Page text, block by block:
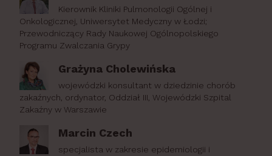
Kierownik Kliniki Pulmonologii Ogólnej i
Onkologicznej, Uniwersytet Medyczny w Łodzi;
Przewodniczący Rady Naukowej Ogólnopolskiego
Programu Zwalczania Grypy
Grażyna Cholewińska
wojewódzki konsultant w dziedzinie chorób
zakaźnych, ordynator, Oddział III, Wojewódzki Szpital
Zakaźny w Warszawie
Marcin Czech
specjalista w zakresie epidemiologii i